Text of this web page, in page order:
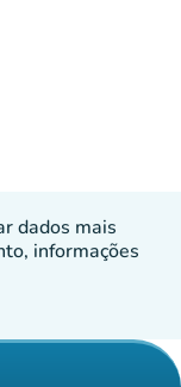
dados mais
informações